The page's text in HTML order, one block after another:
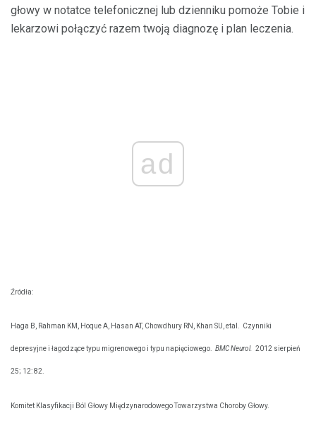
głowy w notatce telefonicznej lub dzienniku pomoże Tobie i
lekarzowi połączyć razem twoją diagnozę i plan leczenia.
ad
Źródła:
Haga B, Rahman KM, Hoque A, Hasan AT, Chowdhury RN, Khan SU, etal. Czynniki
depresyjne i łagodzące typu migrenowego i typu napięciowego. BMC Neurol. 2012 sierpień
25; 12: 82.
Komitet Klasyfikacji Ból Głowy Międzynarodowego Towarzystwa Choroby Głowy.